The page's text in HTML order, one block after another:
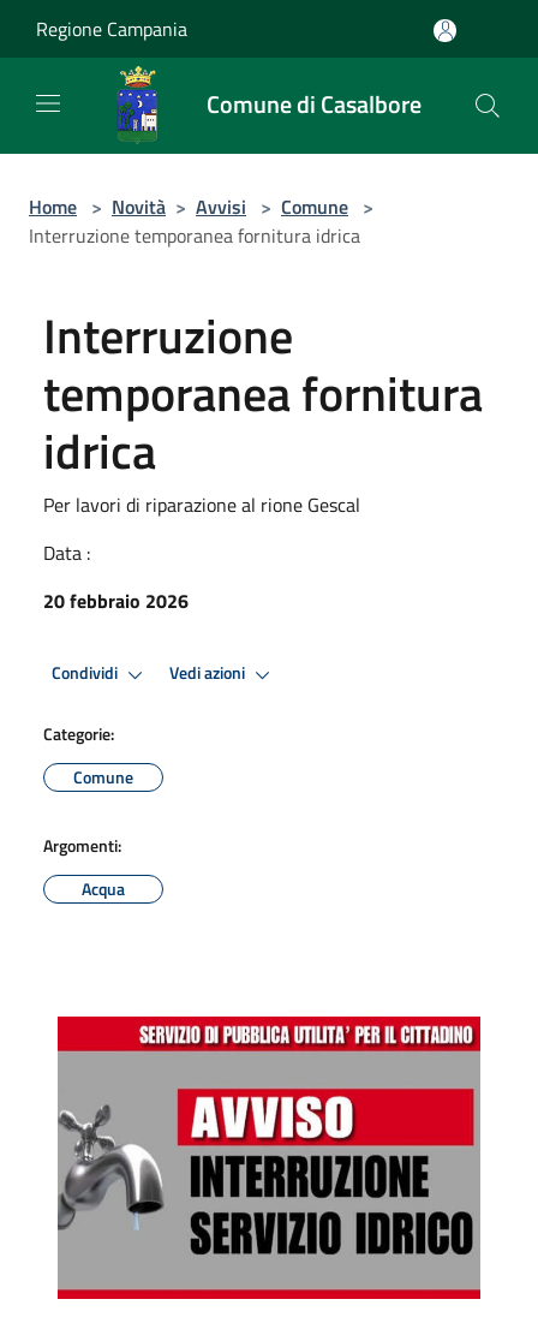
Regione Campania
Comune di Casalbore
Home > Novità > Avvisi > Comune >
Interruzione temporanea fornitura idrica
Interruzione
temporanea fornitura
idrica
Per lavori di riparazione al rione Gescal
Data :
20 febbraio 2026
Condividi Vedi azioni
Categorie:
Comune
Argomenti:
Acqua